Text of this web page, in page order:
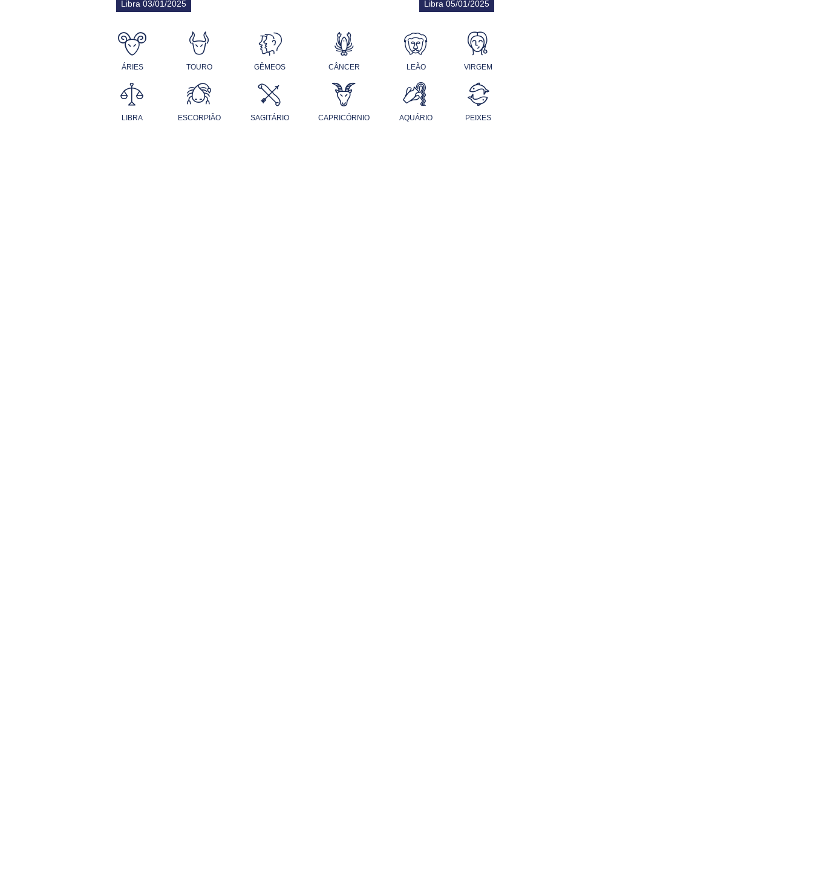
Libra 03/01/2025 Libra 05/01/2025
ÁRIES TOURO GÊMEOS CÂNCER LEÃO VIRGEM
LIBRA ESCORPIÃO SAGITÁRIO CAPRICÓRNIO AQUÁRIO PEIXES